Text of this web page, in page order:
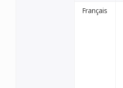
Français